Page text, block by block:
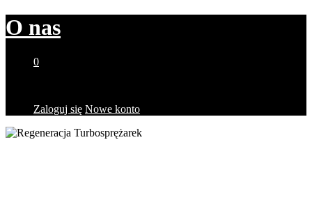
O nas
0
Zaloguj się Nowe konto